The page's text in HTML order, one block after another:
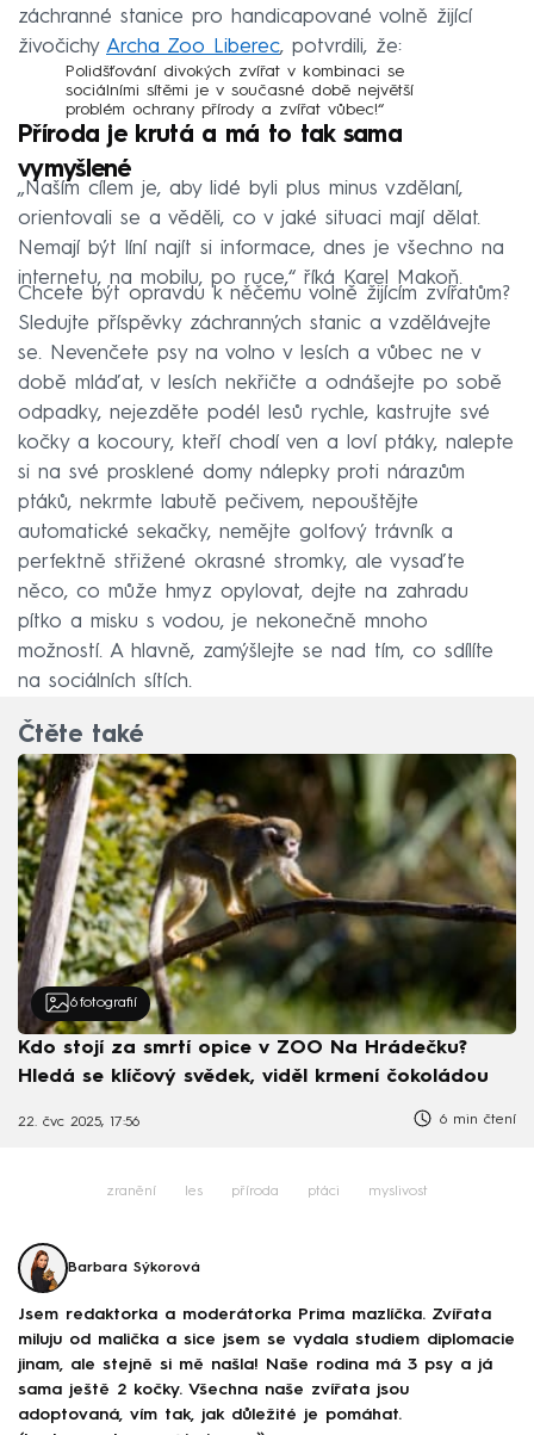
záchranné stanice pro handicapované volně žijící
živočichy Archa Zoo Liberec, potvrdili, že:
Polidšťování divokých zvířat v kombinaci se
sociálními sítěmi je v současné době největší
problém ochrany přírody a zvířat vůbec!“
Příroda je krutá a má to tak sama
vymyšlené
„Naším cílem je, aby lidé byli plus minus vzdělaní,
orientovali se a věděli, co v jaké situaci mají dělat.
Nemají být líní najít si informace, dnes je všechno na
internetu, na mobilu, po ruce,“ říká Karel Makoň.
Chcete být opravdu k něčemu volně žijícím zvířatům?
Sledujte příspěvky záchranných stanic a vzdělávejte
se. Nevenčete psy na volno v lesích a vůbec ne v
době mláďat, v lesích nekřičte a odnášejte po sobě
odpadky, nejezděte podél lesů rychle, kastrujte své
kočky a kocoury, kteří chodí ven a loví ptáky, nalepte
si na své prosklené domy nálepky proti nárazům
ptáků, nekrmte labutě pečivem, nepouštějte
automatické sekačky, nemějte golfový trávník a
perfektně střižené okrasné stromky, ale vysaďte
něco, co může hmyz opylovat, dejte na zahradu
pítko a misku s vodou, je nekonečně mnoho
možností. A hlavně, zamýšlejte se nad tím, co sdílíte
na sociálních sítích.
Čtěte také
6 fotografií
Kdo stojí za smrtí opice v ZOO Na Hrádečku?
Hledá se klíčový svědek, viděl krmení čokoládou
22. čvc 2025, 17:56 6 min čtení
zranění les příroda ptáci myslivost
Barbara Sýkorová
Jsem redaktorka a moderátorka Prima mazlíčka. Zvířata
miluju od malička a sice jsem se vydala studiem diplomacie
jinam, ale stejně si mě našla! Naše rodina má 3 psy a já
sama ještě 2 kočky. Všechna naše zvířata jsou
adoptovaná, vím tak, jak důležité je pomáhat.